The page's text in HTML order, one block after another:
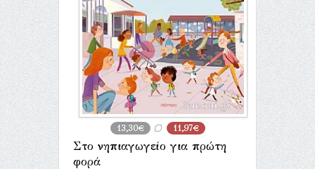
13,30€ 11,97€
Στο νηπιαγωγείο για πρώτη
φορά